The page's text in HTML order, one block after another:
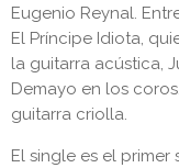
Eugenio Reynal.
El Príncipe Idiota,
la guitarra acústica,
Demayo en los
guitarra criolla.
El single es el